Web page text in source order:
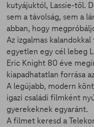
kutyájuktól, Lassie-től.
sem a távolság, sem a
abban, hogy
Az izgalmas
egyetlen egy cél lebeg
Eric Knight 80 éve
kiapadhatatlan forrása
A legújabb, modern
igazi családi filmként
gyerekeknek egyaránt.
A filmet keresd a